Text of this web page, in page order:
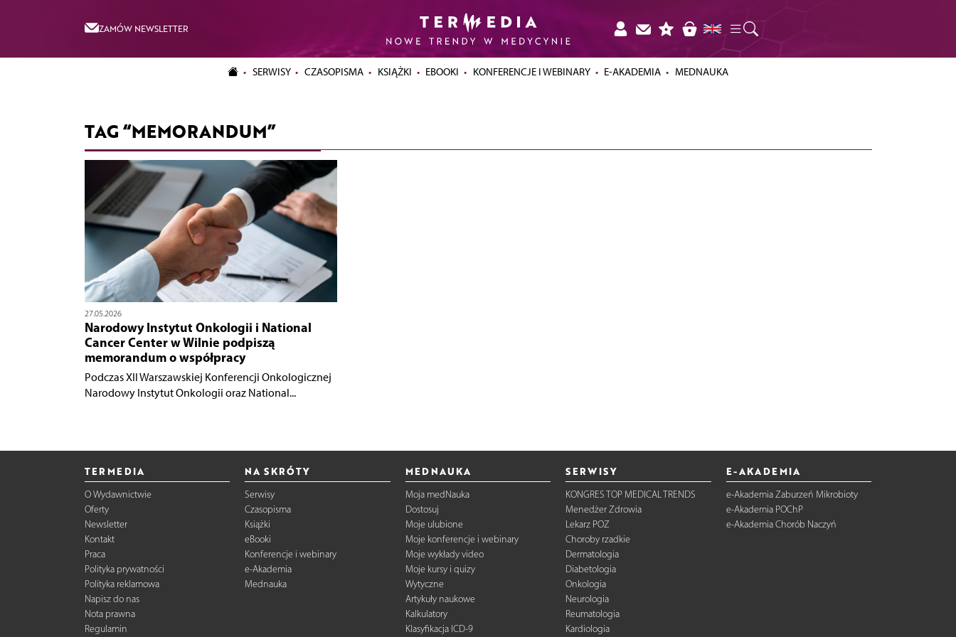
ZAMÓW NEWSLETTER
SERWISY CZASOPISMA KSIĄŻKI EBOOKI KONFERENCJE I WEBINARY E-AKADEMIA MEDNAUKA
TAG “MEMORANDUM”
27.05.2026
Narodowy Instytut Onkologii i National
Cancer Center w Wilnie podpiszą
memorandum o współpracy
Podczas XII Warszawskiej Konferencji Onkologicznej
Narodowy Instytut Onkologii oraz National...
TERMEDIA
O Wydawnictwie
Oferty
Newsletter
Kontakt
Praca
Polityka prywatności
Polityka reklamowa
Napisz do nas
Nota prawna
Regulamin
NA SKRÓTY
Serwisy
Czasopisma
Książki
eBooki
Konferencje i webinary
e-Akademia
Mednauka
MEDNAUKA
Moja medNauka
Dostosuj
Moje ulubione
Moje konferencje i webinary
Moje wykłady video
Moje kursy i quizy
Wytyczne
Artykuły naukowe
Kalkulatory
Klasyfikacja ICD-9
SERWISY
KONGRES TOP MEDICAL TRENDS
Menedżer Zdrowia
Lekarz POZ
Choroby rzadkie
Dermatologia
Diabetologia
Onkologia
Neurologia
Reumatologia
Kardiologia
E-AKADEMIA
e-Akademia Zaburzeń Mikrobioty
e-Akademia POChP
e-Akademia Chorób Naczyń